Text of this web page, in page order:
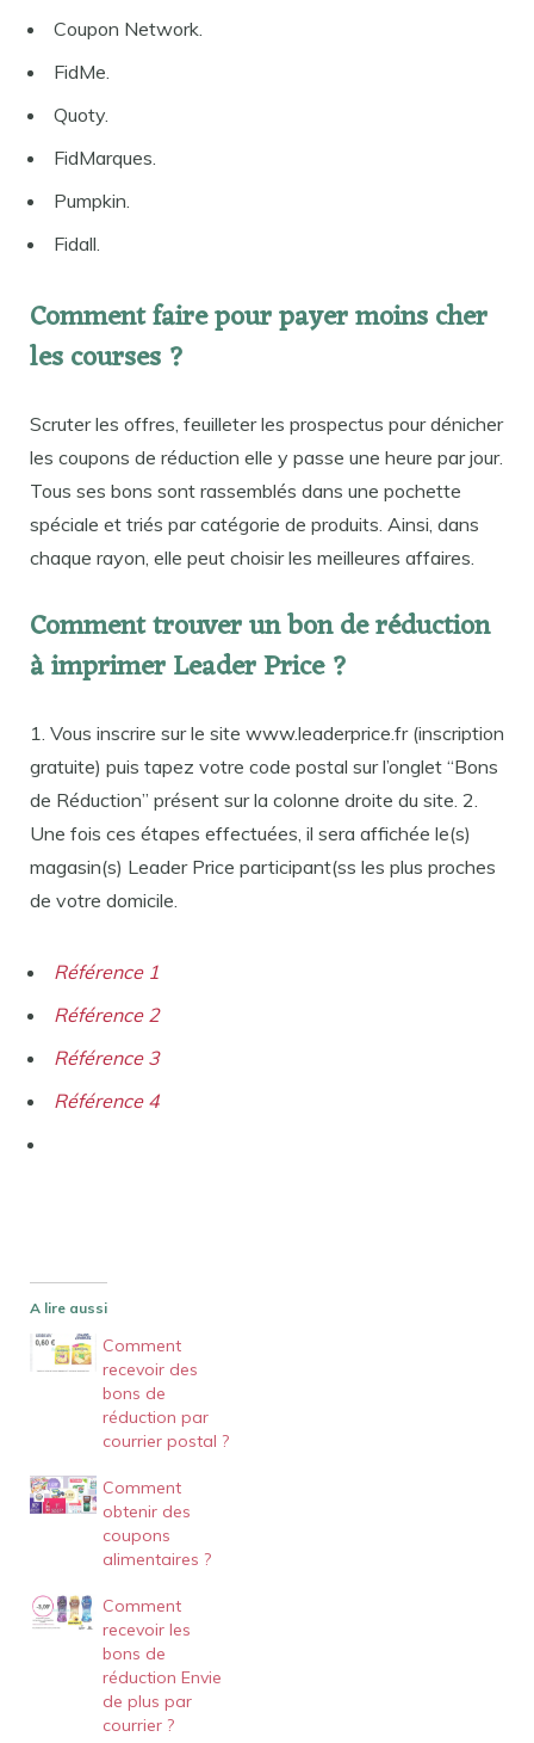
Coupon Network.
FidMe.
Quoty.
FidMarques.
Pumpkin.
Fidall.
Comment faire pour payer moins cher
les courses ?
Scruter les offres, feuilleter les prospectus pour dénicher
les coupons de réduction elle y passe une heure par jour.
Tous ses bons sont rassemblés dans une pochette
spéciale et triés par catégorie de produits. Ainsi, dans
chaque rayon, elle peut choisir les meilleures affaires.
Comment trouver un bon de réduction
à imprimer Leader Price ?
1. Vous inscrire sur le site www.leaderprice.fr (inscription
gratuite) puis tapez votre code postal sur l’onglet “Bons
de Réduction” présent sur la colonne droite du site. 2.
Une fois ces étapes effectuées, il sera affichée le(s)
magasin(s) Leader Price participant(ss les plus proches
de votre domicile.
Référence 1
Référence 2
Référence 3
Référence 4
A lire aussi
Comment
recevoir des
bons de
réduction par
courrier postal ?
Comment
obtenir des
coupons
alimentaires ?
Comment
recevoir les
bons de
réduction Envie
de plus par
courrier ?